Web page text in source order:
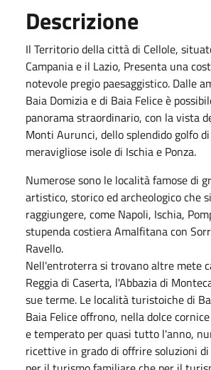
Descrizione
Il Territorio della città di Cellole,
Campania e il Lazio, Presenta una
notevole pregio paesaggistico. Dalle
Baia Domizia e di Baia Felice è
panorama straordinario, con la vista
Monti Aurunci, dello splendido golfo
meravigliose isole di Ischia e Ponza.
Numerose sono le località famose di
artistico, storico ed archeologico che
raggiungere, come Napoli, Ischia,
stupenda costiera Amalfitana con
Ravello.
Nell'entroterra si trovano altre mete
Reggia di Caserta, l'Abbazia di
sue terme. Le località turistoiche di
Baia Felice offrono, nella dolce
e temperato per quasi tutto l'anno,
ricettive in grado di offrire soluzioni